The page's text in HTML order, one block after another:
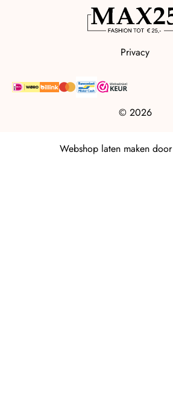
Privacy
© 2026
Webshop laten maken door